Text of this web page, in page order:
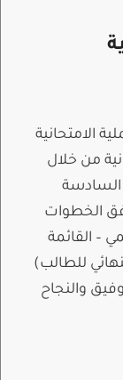
الامتحانية
من خلال
السادسة
الخطوات
– القائمة
للطالب)
والنجاح